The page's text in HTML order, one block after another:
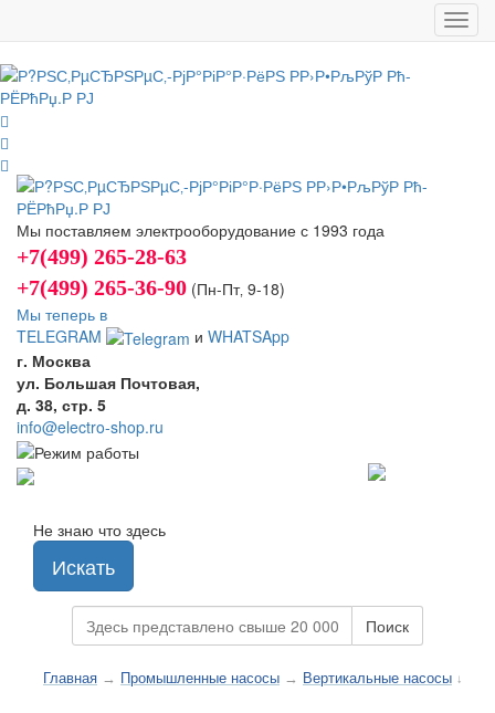
Мы поставляем электрооборудование с 1993 года
+7(499) 265-28-63
+7(499) 265-36-90 (Пн-Пт‚ 9-18)
Мы теперь в
TELEGRAM
и WHATSApp
г. Москва
ул. Большая Почтовая,
д. 38, стр. 5
info@electro-shop.ru
Не знаю что здесь
Искать
Поиск
Главная → Промышленные насосы → Вертикальные насосы ↓